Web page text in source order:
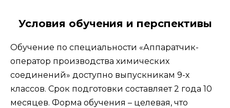
Условия обучения и перспективы
Обучение по специальности «Аппаратчик-
оператор производства химических
соединений» доступно выпускникам 9-х
классов. Срок подготовки составляет 2 года 10
месяцев. Форма обучения – целевая, что